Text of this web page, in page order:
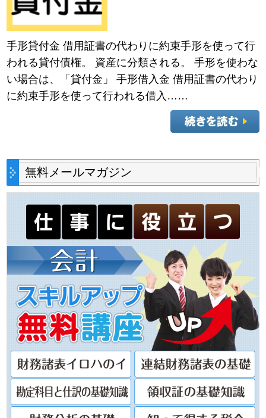
手形貸付金 借用証書の代わりに約束手形を使って行
われる貸付債権。 資産に分類される。 手形を使わな
い場合は、「貸付金」 手形借入金 借用証書の代わり
に約束手形を使って行われる借入……
無料メールマガジン